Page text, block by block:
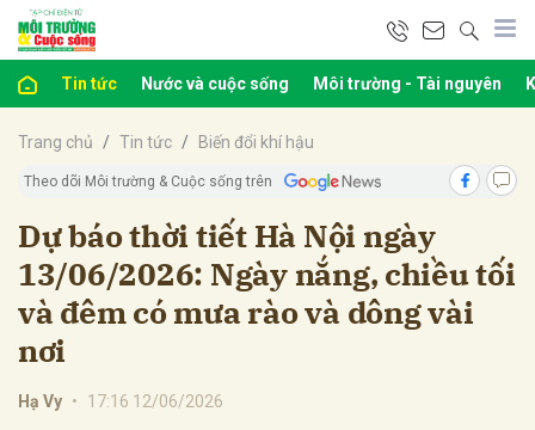
Tin tức Nước và cuộc sống Môi trường - Tài nguyên
Trang chủ Tin tức Biến đổi khí hậu
Theo dõi Môi trường & Cuộc sống trên
Dự báo thời tiết Hà Nội ngày
13/06/2026: Ngày nắng, chiều tối
và đêm có mưa rào và dông vài
nơi
Hạ Vy • 17:16 12/06/2026